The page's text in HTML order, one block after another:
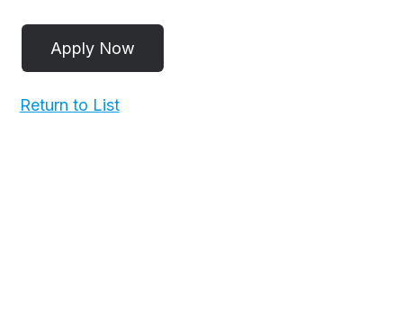
Return to List